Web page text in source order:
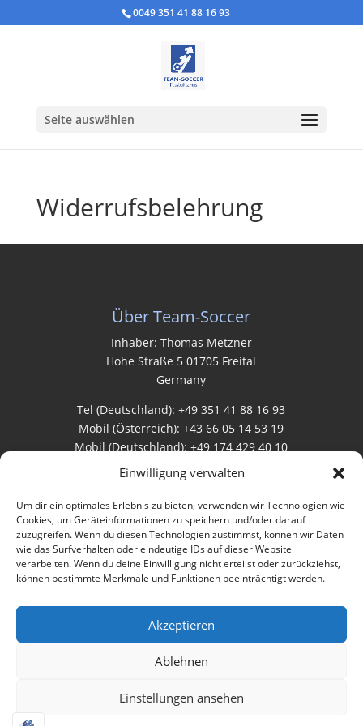
Einwilligung verwalten
Um dir ein optimales Erlebnis zu bieten, verwenden wir Technologien wie
Cookies, um Geräteinformationen zu speichern und/oder darauf
zuzugreifen. Wenn du diesen Technologien zustimmst, können wir Daten
wie das Surfverhalten oder eindeutige IDs auf dieser Website
verarbeiten. Wenn du deine Einwilligung nicht erteilst oder zurückziehst,
können bestimmte Merkmale und Funktionen beeinträchtigt werden.
Akzeptieren
Ablehnen
Einstellungen ansehen
0049 351 41 88 16 93
Seite auswählen
Widerrufsbelehrung
Über Team-Soccer
Inhaber: Thomas Metzner
Hohe Straße 5 01705 Freital
Germany
Tel (Deutschland): +49 351 41 88 16 93
Mobil (Österreich): +43 66 05 14 53 19
Mobil (Deutschland): +49 174 429 40 10
AGB
Datenschutz
Bewertungen